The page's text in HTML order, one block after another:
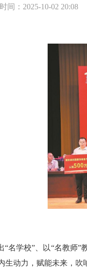
时间：2025-10-02 20:08
学校”、以“名教师”
生动力，赋能未来，吹